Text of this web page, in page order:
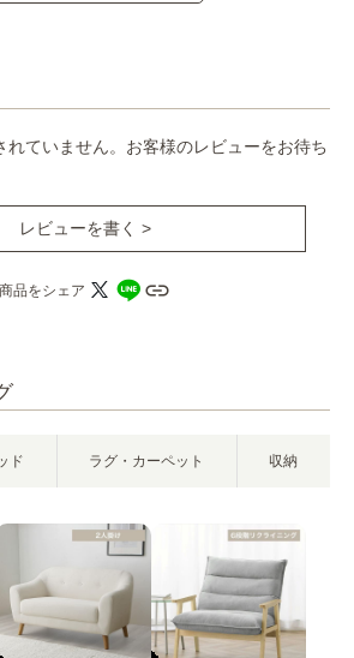
ド ラグ・カーペット 収納
れていません。お客様のレビューをお待ち
レビューを書く >
商品をシェア